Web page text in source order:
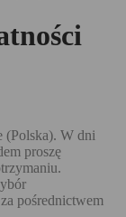
(Polska). W dni
proszę
pośrednictwem